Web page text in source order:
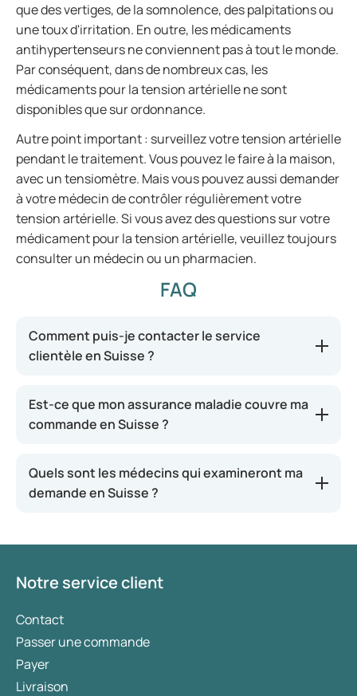
que des vertiges, de la somnolence, des palpitations ou
une toux d'irritation. En outre, les médicaments
antihypertenseurs ne conviennent pas à tout le monde.
Par conséquent, dans de nombreux cas, les
médicaments pour la tension artérielle ne sont
disponibles que sur ordonnance.
Autre point important : surveillez votre tension artérielle
pendant le traitement. Vous pouvez le faire à la maison,
avec un tensiomètre. Mais vous pouvez aussi demander
à votre médecin de contrôler régulièrement votre
tension artérielle. Si vous avez des questions sur votre
médicament pour la tension artérielle, veuillez toujours
consulter un médecin ou un pharmacien.
FAQ
Comment puis-je contacter le service
clientèle en Suisse ?
Est-ce que mon assurance maladie couvre ma
commande en Suisse ?
Quels sont les médecins qui examineront ma
demande en Suisse ?
Notre service client
Contact
Passer une commande
Payer
Livraison